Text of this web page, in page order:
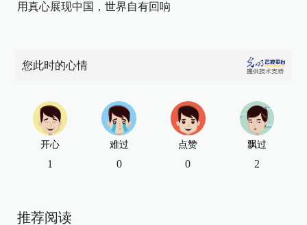
用真心展现中国，世界自有回响
您此时的心情
开心
1
难过
0
点赞
0
飘过
2
推荐阅读